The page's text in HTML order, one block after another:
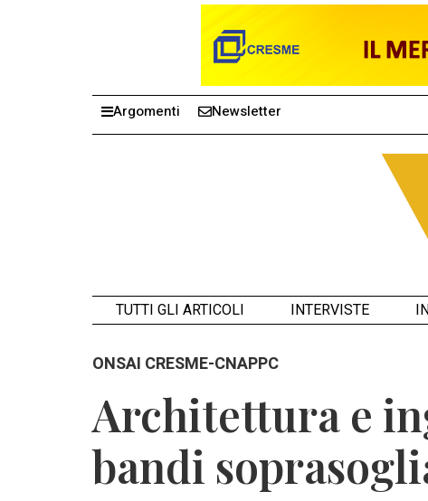
Argomenti Newsletter
TUTTI GLI ARTICOLI INTERVISTE
ONSAI CRESME-CNAPPC
Architettura e
bandi